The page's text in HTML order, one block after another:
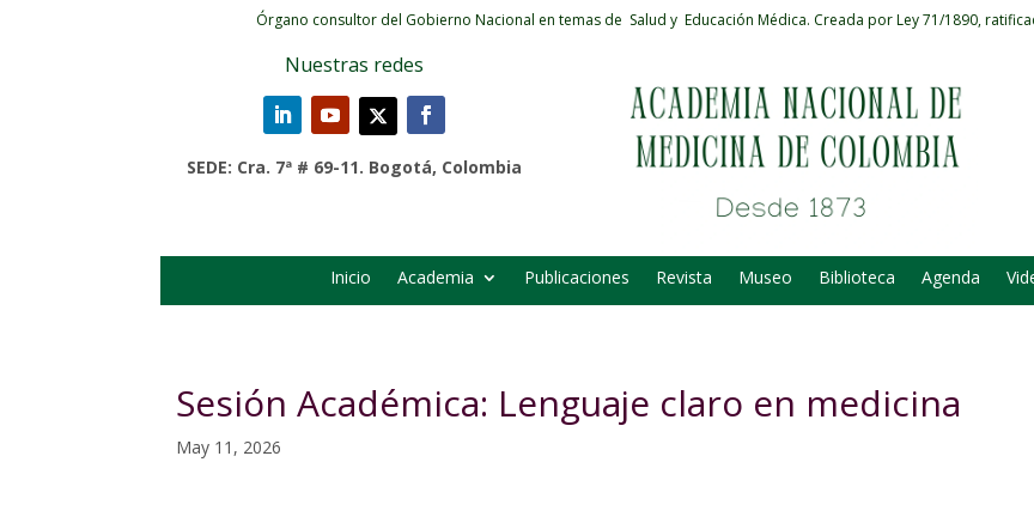
Órgano consultor del Gobierno Nacional en temas de Salud y Educación Médica. Creada por Ley 71/1890,
Nuestras redes
SEDE: Cra. 7ª # 69-11. Bogotá, Colombia
Inicio Academia Publicaciones Revista Museo Biblioteca Agenda
Sesión Académica: Lenguaje claro en medicina
May 11, 2026